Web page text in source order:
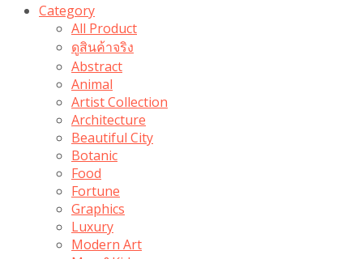
Category
All Product
ดูสินค้าจริง
Abstract
Animal
Artist Collection
Architecture
Beautiful City
Botanic
Food
Fortune
Graphics
Luxury
Modern Art